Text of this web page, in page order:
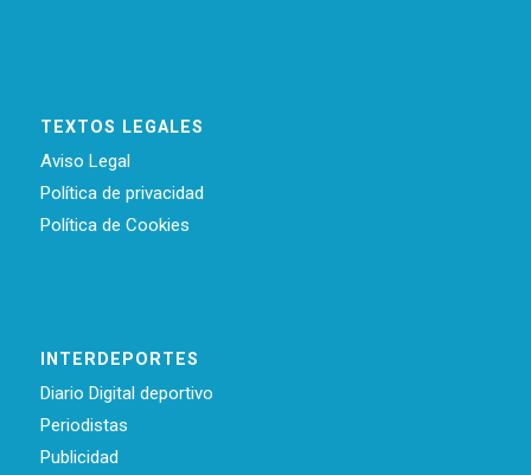
TEXTOS LEGALES
Aviso Legal
Política de privacidad
Política de Cookies
INTERDEPORTES
Diario Digital deportivo
Periodistas
Publicidad